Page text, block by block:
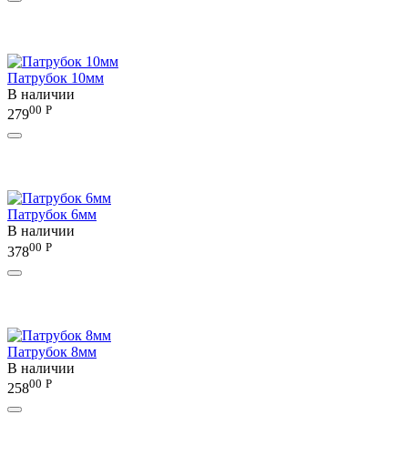
Патрубок 10мм
В наличии
27900 Р
Патрубок 6мм
В наличии
37800 Р
Патрубок 8мм
В наличии
25800 Р